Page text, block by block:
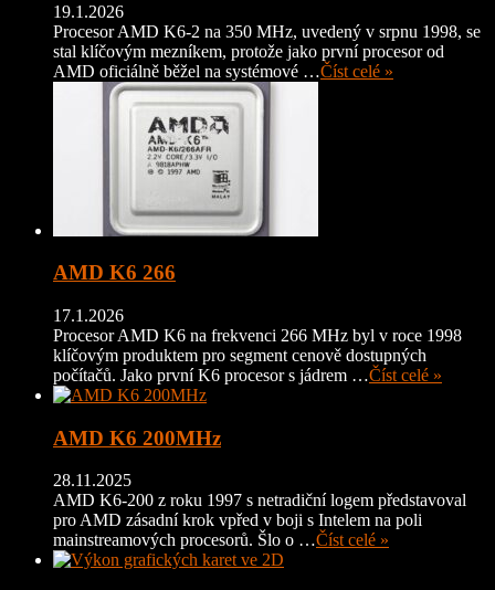
19.1.2026
Procesor AMD K6-2 na 350 MHz, uvedený v srpnu 1998, se
stal klíčovým mezníkem, protože jako první procesor od
AMD oficiálně běžel na systémové …Číst celé »
AMD K6 266
17.1.2026
Procesor AMD K6 na frekvenci 266 MHz byl v roce 1998
klíčovým produktem pro segment cenově dostupných
počítačů. Jako první K6 procesor s jádrem …Číst celé »
AMD K6 200MHz
28.11.2025
AMD K6-200 z roku 1997 s netradiční logem představoval
pro AMD zásadní krok vpřed v boji s Intelem na poli
mainstreamových procesorů. Šlo o …Číst celé »